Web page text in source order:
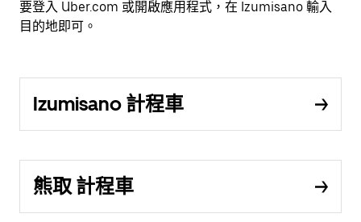
要登入 Uber.com 或開啟應用程式，在 Izumisano 輸入
目的地即可。
Izumisano 計程車
熊取 計程車